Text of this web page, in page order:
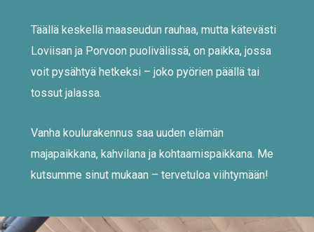
Täällä keskellä maaseudun rauhaa, mutta kätevästi
Loviisan ja Porvoon puolivälissä, on paikka, jossa
voit pysähtyä hetkeksi – joko pyörien päällä tai
tossut jalassa.
Vanha koulurakennus saa uuden elämän
majapaikkana, kahvilana ja kohtaamispaikkana. Me
kutsumme sinut mukaan – tervetuloa viihtymään!